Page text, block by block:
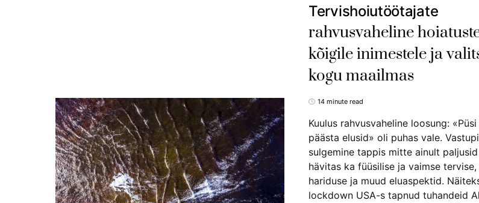
Tervishoiutöötajate
rahvusvaheline
kõigile inimestele ja
kogu maailmas
14 minute read
Kuulus rahvusvaheline loosung:
päästa elusid» oli puhas vale.
sulgemine tappis mitte ainult
hävitas ka füüsilise ja vaimse tervise,
hariduse ja muud eluaspektid.
lockdown USA-s tapnud tuhandeid